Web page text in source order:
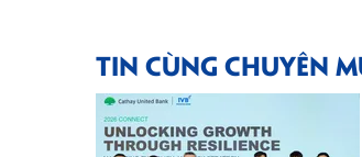
TIN CÙNG CHUYÊN